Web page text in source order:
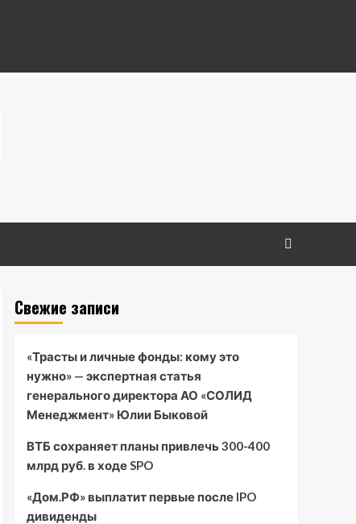
Свежие записи
«Трасты и личные фонды: кому это
нужно» — экспертная статья
генерального директора АО «СОЛИД
Менеджмент» Юлии Быковой
ВТБ сохраняет планы привлечь 300-400
млрд руб. в ходе SPO
«Дом.РФ» выплатит первые после IPO
дивиденды